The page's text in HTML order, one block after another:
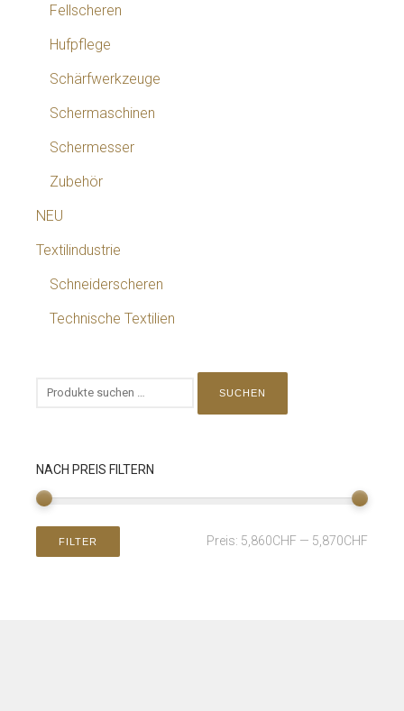
Fellscheren
Hufpflege
Schärfwerkzeuge
Schermaschinen
Schermesser
Zubehör
NEU
Textilindustrie
Schneiderscheren
Technische Textilien
SUCHEN
NACH PREIS FILTERN
FILTER Preis: 5,860CHF — 5,870CHF